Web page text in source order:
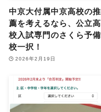
中京大付属中京高校の推
薦を考えるなら、公立高
校入試専門のさくら予備
校一択！
2026年2月19日